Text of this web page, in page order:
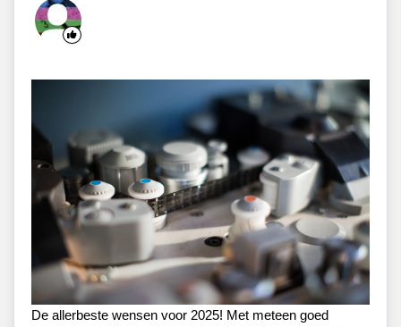
De allerbeste wensen voor 2025! Met meteen goed